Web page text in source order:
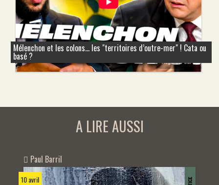
Mélenchon et les colons... les "territoires d’outre-mer" ! Cata ou
basé ?
A LIRE AUSSI
Paul Barril
10 avril